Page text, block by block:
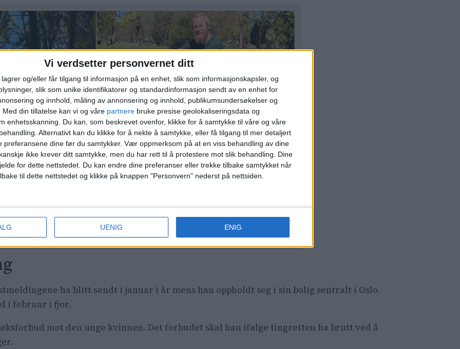
Vi verdsetter personvernet ditt
og/eller får tilgang til informasjon på en enhet, slik som informasjonskapsler, og
slik som unike identifikatorer og standardinformasjon sendt av en enhet for
og innhold, måling av annonsering og innhold, publikumsundersøkelser og
Med din tillatelse kan vi og våre partnere bruke presise geolokaliseringsdata og
enhetsskanning. Du kan, som beskrevet ovenfor, klikke for å samtykke til våre og våre
Alternativt kan du klikke for å nekte å samtykke, eller få tilgang til mer detaljert
preferansene dine før du samtykker. Vær oppmerksom på at en viss behandling av dine
ikke krever ditt samtykke, men du har rett til å protestere mot slik behandling. Dine
for dette nettstedet. Du kan endre dine preferanser eller trekke tilbake samtykket når
til dette nettstedet og klikke på knappen "Personvern" nederst på nettsiden.
UENIG ENIG
trærne velter, treffer de aldri en
ha blitt sendt i januar i år mens han oppholdt seg i sin bolig sentralt i Oslo.
i februar i fjor.
mot den unge kvinnen. Det forbudet skal han ifølge tingretten ha brutt ved å